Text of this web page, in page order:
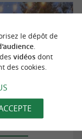
le dépôt de
.
vidéosdont
des cookies.